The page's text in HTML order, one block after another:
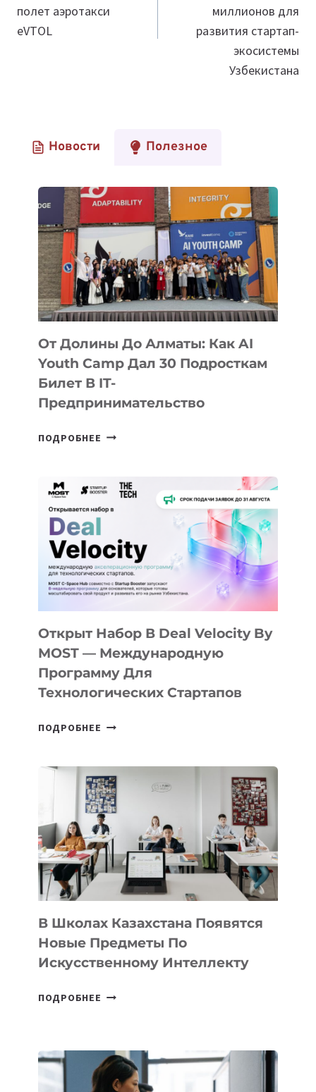
полет аэротакси
eVTOL
миллионов для
развития стартап-
экосистемы
Узбекистана
Новости Полезное
От Долины До Алматы: Как AI
Youth Camp Дал 30 Подросткам
Билет В IT-
Предпринимательство
ПОДРОБНЕЕ ОТ
АЛМАТЫ:
КАК
AI
YOUTH
CAMP
ДАЛ
30
ПОДРОСТКАМ
БИЛЕТ
В
ПРЕДПРИНИМАТЕЛЬСТВО
Открыт Набор В Deal Velocity By
MOST — Международную
Программу Для
Технологических Стартапов
ПОДРОБНЕЕ ОТКРЫТ
DEAL
VELOCITY
BY
MOST
—
МЕЖДУНАРОДНУЮ
ПРОГРАММУ
ДЛЯ
ТЕХНОЛОГИЧЕСКИХ
В Школах Казахстана Появятся
Новые Предметы По
Искусственному Интеллекту
ПОДРОБНЕЕ
НОВЫЕ
ПРЕДМЕТЫ